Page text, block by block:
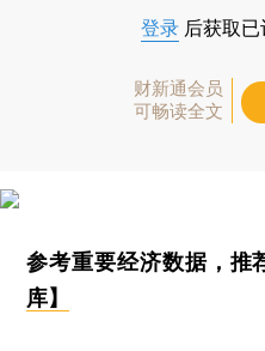
登录 后获取
财新通会员
可畅读全文
参考重要经济数据，推
库】